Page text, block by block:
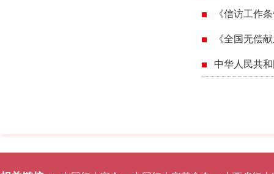
《信访工作
《全国无偿
中华人民共